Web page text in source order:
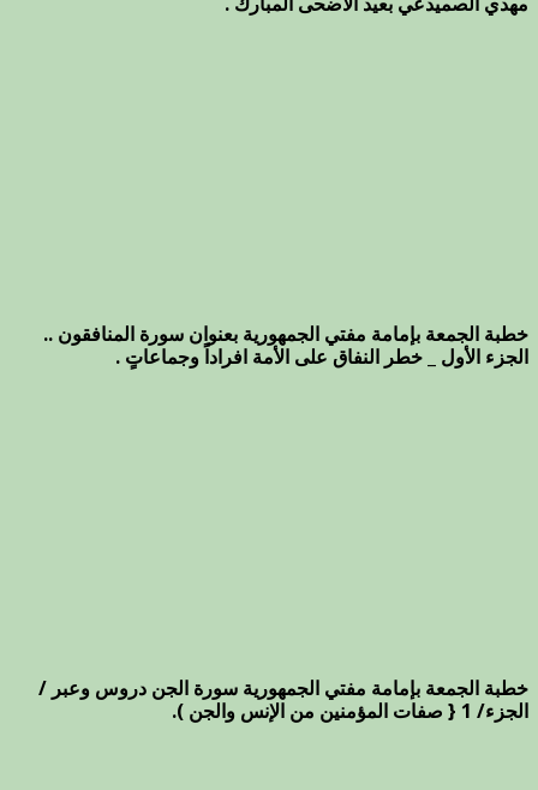
خطبة الجمعة بإمامة مفتي الجمهورية بعنوان سورة المنافقون ..
الجزء الأول _ خطر النفاق على الأمة افراداً وجماعاتٍ .
خطبة الجمعة بإمامة مفتي الجمهورية سورة الجن دروس وعبر /
الجزء/ 1 { صفات المؤمنين من الإنس والجن ).